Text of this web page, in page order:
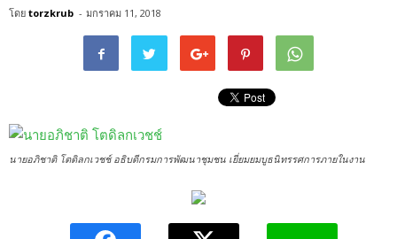
โดย torzkrub - มกราคม 11, 2018
นายอภิชาติ โตดิลกเวชช์ อธิบดีกรมการพัฒนาชุมชน เยี่ยมยมบูธนิทรรศการภายในงาน